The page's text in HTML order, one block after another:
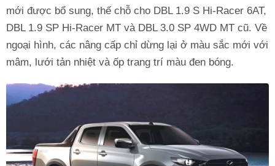
mới được bổ sung, thế chỗ cho DBL 1.9 S Hi-Racer 6AT,
DBL 1.9 SP Hi-Racer MT và DBL 3.0 SP 4WD MT cũ. Về
ngoại hình, các nâng cấp chỉ dừng lại ở màu sắc mới với
mâm, lưới tản nhiệt và ốp trang trí màu đen bóng.